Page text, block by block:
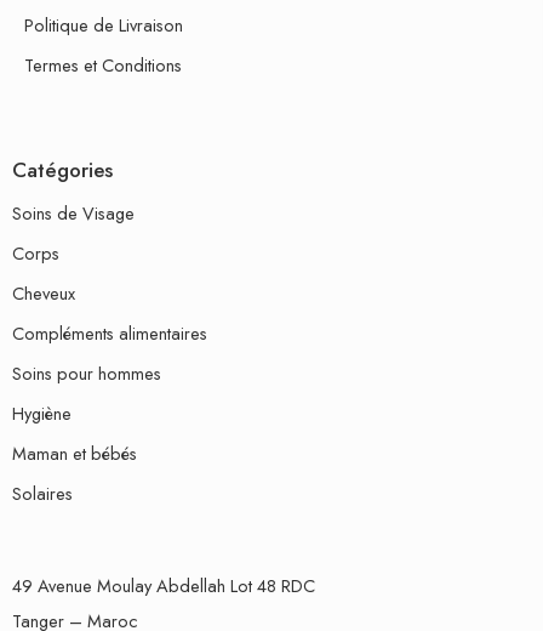
Politique de Livraison
Termes et Conditions
Catégories
Soins de Visage
Corps
Cheveux
Compléments alimentaires
Soins pour hommes
Hygiène
Maman et bébés
Solaires
49 Avenue Moulay Abdellah Lot 48 RDC
Tanger – Maroc